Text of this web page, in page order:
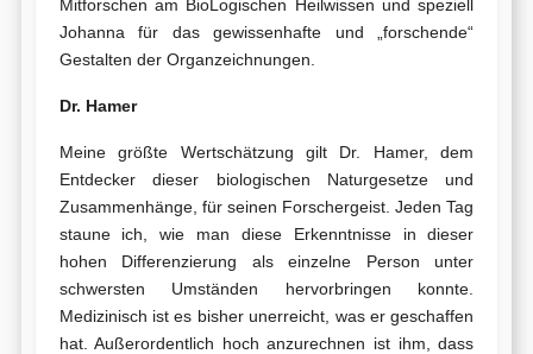
Mitforschen am BioLogischen Heilwissen und speziell
Johanna für das gewissenhafte und „forschende“
Gestalten der Organzeichnungen.
Dr. Hamer
Meine größte Wertschätzung gilt Dr. Hamer, dem
Entdecker dieser biologischen Naturgesetze und
Zusammenhänge, für seinen Forschergeist. Jeden Tag
staune ich, wie man diese Erkenntnisse in dieser
hohen Differenzierung als einzelne Person unter
schwersten Umständen hervorbringen konnte.
Medizinisch ist es bisher unerreicht, was er geschaffen
hat. Außerordentlich hoch anzurechnen ist ihm, dass